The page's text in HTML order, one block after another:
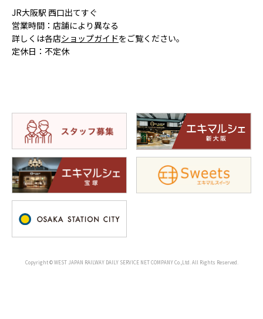
JR大阪駅 西口出てすぐ
営業時間：店舗により異なる
詳しくは各店ショップガイドをご覧ください。
定休日：不定休
Copyright © WEST JAPAN RAILWAY DAILY SERVICE NET COMPANY Co.,Ltd. All Rights Reserved.